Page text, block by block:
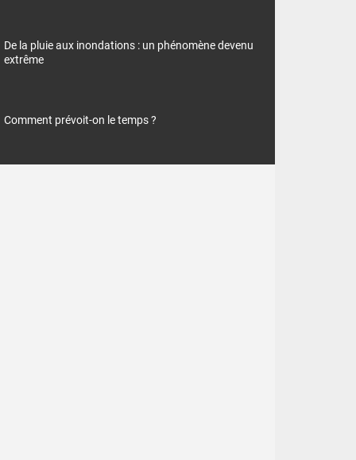
De la pluie aux inondations : un phénomène devenu
extrême
Comment prévoit-on le temps ?